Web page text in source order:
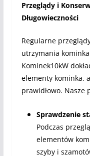
Przeglądy i
Długowieczności
Regularne
utrzymania
Kominek10kW
elementy kominka,
prawidłowo. Nasze
Sprawdzenie
Podczas
elementów
szyby i